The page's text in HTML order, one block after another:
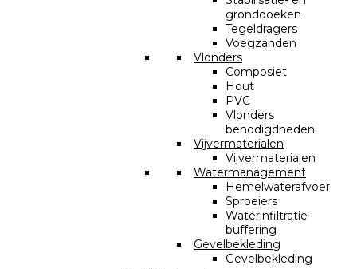
gronddoeken
Tegeldragers
Voegzanden
Vlonders
Composiet
Hout
PVC
Vlonders
benodigdheden
Vijvermaterialen
Vijvermaterialen
Watermanagement
Hemelwaterafvoer
Sproeiers
Waterinfiltratie-
buffering
Gevelbekleding
Gevelbekleding